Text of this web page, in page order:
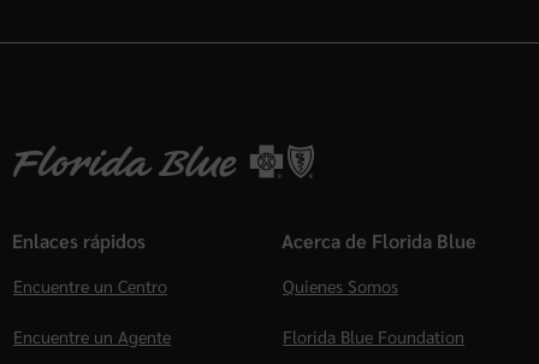
Enlaces rápidos
Encuentre un Centro
Encuentre un Agente
Acerca de Florida Blue
Quienes Somos
Florida Blue Foundation